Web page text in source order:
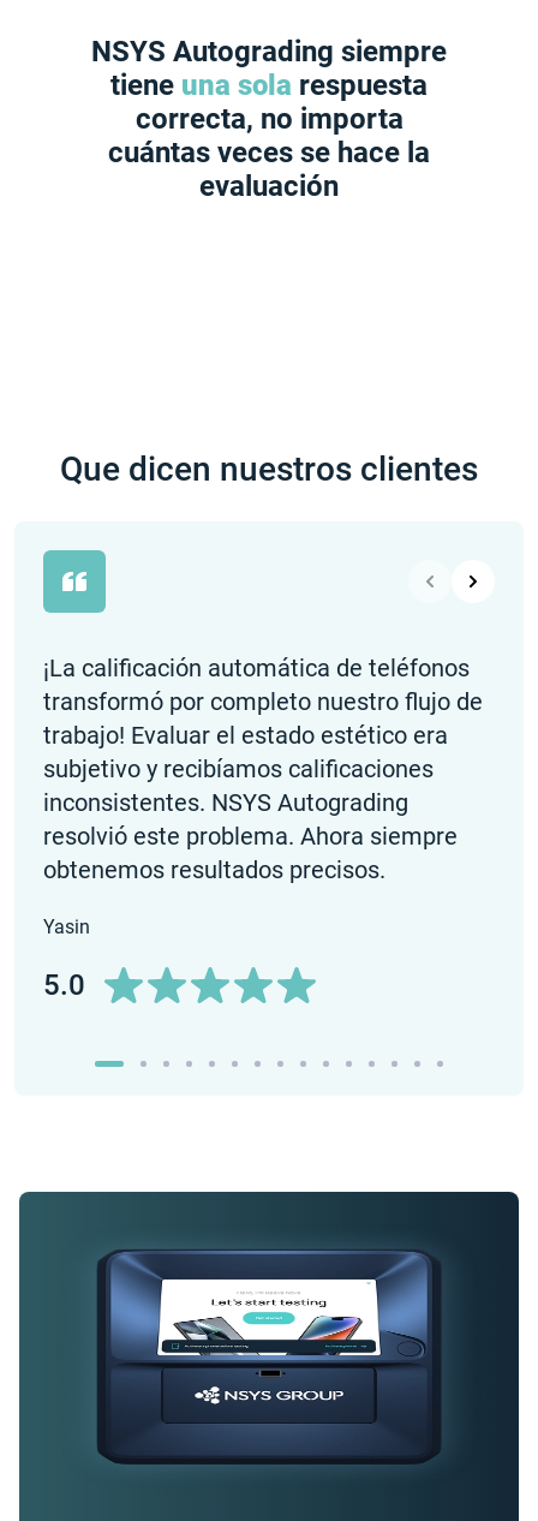
NSYS Autograding siempre
tiene una sola respuesta
correcta, no importa
cuántas veces se hace la
evaluación
menos de 1 minuto
133$/mes
tutorial de 2
minutos
Que dicen nuestros clientes
¡La calificación automática de teléfonos
transformó por completo nuestro flujo de
trabajo! Evaluar el estado estético era
subjetivo y recibíamos calificaciones
inconsistentes. NSYS Autograding
resolvió este problema. Ahora siempre
obtenemos resultados precisos.
Yasin
5.0